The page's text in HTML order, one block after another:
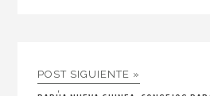
POST SIGUIENTE »